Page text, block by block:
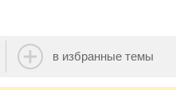
в избранные темы